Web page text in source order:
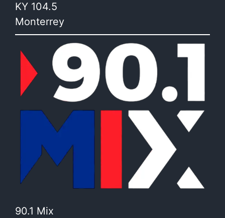
KY 104.5
Monterrey
90.1 Mix